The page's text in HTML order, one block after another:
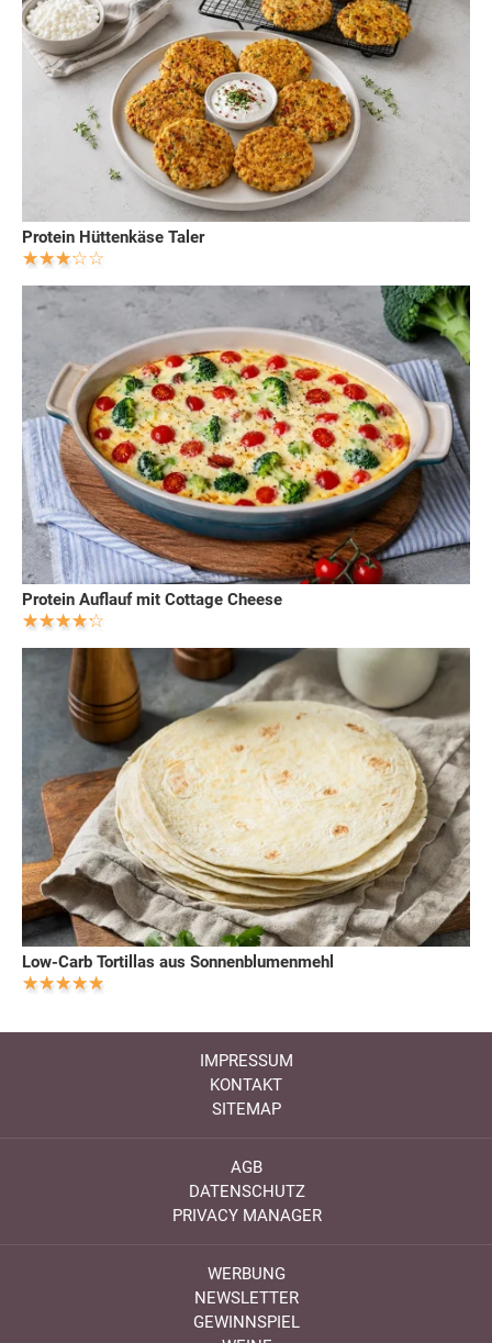
Protein Hüttenkäse Taler
Protein Auflauf mit Cottage Cheese
Low-Carb Tortillas aus Sonnenblumenmehl
IMPRESSUM
KONTAKT
SITEMAP
AGB
DATENSCHUTZ
PRIVACY MANAGER
WERBUNG
NEWSLETTER
GEWINNSPIEL